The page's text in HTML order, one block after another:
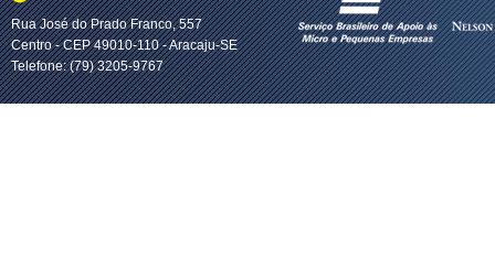
Rua José do Prado Franco, 557
Centro - CEP 49010-110 - Aracaju-SE
Telefone: (79) 3205-9767